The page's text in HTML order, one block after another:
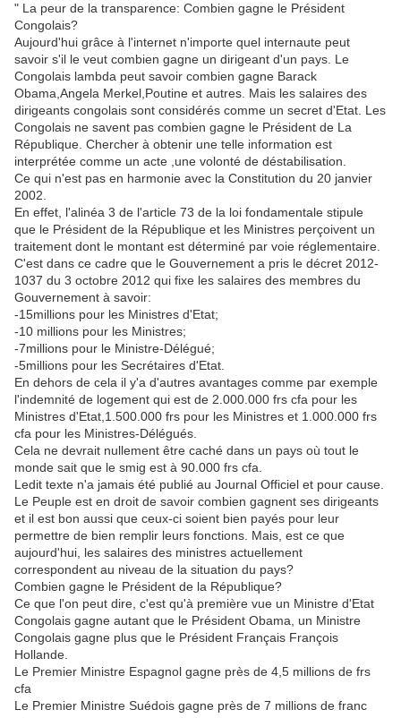
" La peur de la transparence: Combien gagne le Président
Congolais?
Aujourd'hui grâce à l'internet n'importe quel internaute peut
savoir s'il le veut combien gagne un dirigeant d'un pays. Le
Congolais lambda peut savoir combien gagne Barack
Obama,Angela Merkel,Poutine et autres. Mais les salaires des
dirigeants congolais sont considérés comme un secret d'Etat. Les
Congolais ne savent pas combien gagne le Président de La
République. Chercher à obtenir une telle information est
interprétée comme un acte ,une volonté de déstabilisation.
Ce qui n'est pas en harmonie avec la Constitution du 20 janvier
2002.
En effet, l'alinéa 3 de l'article 73 de la loi fondamentale stipule
que le Président de la République et les Ministres perçoivent un
traitement dont le montant est déterminé par voie réglementaire.
C'est dans ce cadre que le Gouvernement a pris le décret 2012-
1037 du 3 octobre 2012 qui fixe les salaires des membres du
Gouvernement à savoir:
-15millions pour les Ministres d'Etat;
-10 millions pour les Ministres;
-7millions pour le Ministre-Délégué;
-5millions pour les Secrétaires d'Etat.
En dehors de cela il y'a d'autres avantages comme par exemple
l'indemnité de logement qui est de 2.000.000 frs cfa pour les
Ministres d'Etat,1.500.000 frs pour les Ministres et 1.000.000 frs
cfa pour les Ministres-Délégués.
Cela ne devrait nullement être caché dans un pays où tout le
monde sait que le smig est à 90.000 frs cfa.
Ledit texte n'a jamais été publié au Journal Officiel et pour cause.
Le Peuple est en droit de savoir combien gagnent ses dirigeants
et il est bon aussi que ceux-ci soient bien payés pour leur
permettre de bien remplir leurs fonctions. Mais, est ce que
aujourd'hui, les salaires des ministres actuellement
correspondent au niveau de la situation du pays?
Combien gagne le Président de la République?
Ce que l'on peut dire, c'est qu'à première vue un Ministre d'Etat
Congolais gagne autant que le Président Obama, un Ministre
Congolais gagne plus que le Président Français François
Hollande.
Le Premier Ministre Espagnol gagne près de 4,5 millions de frs
cfa
Le Premier Ministre Suédois gagne près de 7 millions de franc